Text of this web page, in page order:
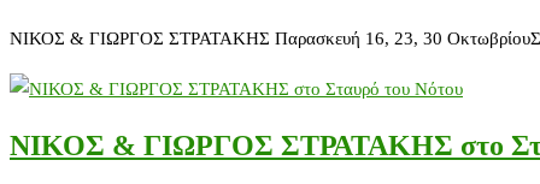
ΝΙΚΟΣ & ΓΙΩΡΓΟΣ ΣΤΡΑΤΑΚΗΣ Παρασκευή 16, 23, 30
ΝΙΚΟΣ & ΓΙΩΡΓΟΣ ΣΤΡΑΤΑΚΗΣ στο